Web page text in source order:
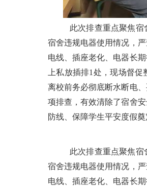
此次排查重点聚焦
宿舍违规电器使用情况，
电线、插座老化、电器长
上私放插排1处，现场督促
离校前务必彻底断水断电
项排查，有效清除了宿舍
防线、保障学生平安度假
此次排查重点聚焦
宿舍违规电器使用情况，
电线、插座老化、电器长